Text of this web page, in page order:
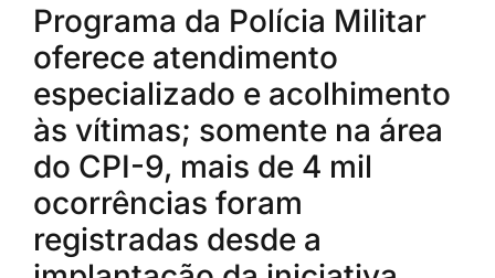
Programa da Polícia Militar
oferece atendimento
especializado e acolhimento
às vítimas; somente na área
do CPI-9, mais de 4 mil
ocorrências foram
registradas desde a